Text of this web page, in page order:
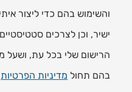
והשימוש בהם כדי ליצור
ישיר, וכן לצרכים
הרישום שלי בכל עת, ושעל
בהם תחול מדיניות הפרטיות